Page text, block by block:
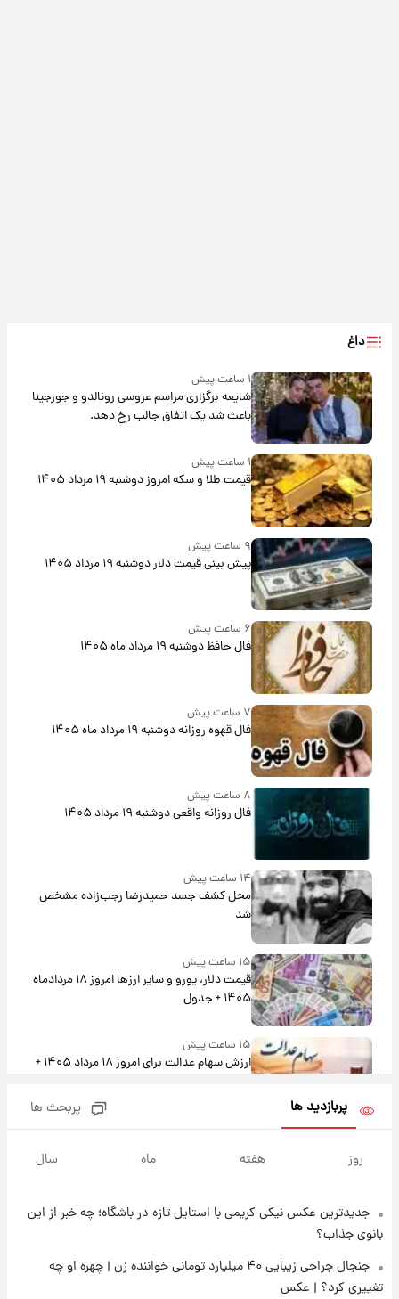
داغ
۱ ساعت پیش
شایعه برگزاری مراسم عروسی رونالدو و جورجینا
باعث شد یک اتفاق جالب رخ دهد.
۱ ساعت پیش
قیمت طلا و سکه امروز دوشنبه ۱۹ مرداد ۱۴۰۵
۹ ساعت پیش
پیش‌ بینی قیمت دلار دوشنبه ۱۹ مرداد ۱۴۰۵
۶ ساعت پیش
فال حافظ دوشنبه ۱۹ مرداد ماه ۱۴۰۵
۷ ساعت پیش
فال قهوه روزانه دوشنبه ۱۹ مرداد ماه ۱۴۰۵
فال روزانه واقعی دوشنبه ۱۹ مرداد ۱۴۰۵
۱۴ ساعت پیش
محل کشف جسد حمیدرضا رجب‌زاده مشخص
شد
۱۵ ساعت پیش
قیمت دلار، یورو و سایر ارزها امروز ۱۸ مردادماه
۱۴۰۵ + جدول
۱۵ ساعت پیش
ارزش سهام عدالت برای امروز ۱۸ مرداد ۱۴۰۵ +
دل صحرا + عکس
۱۷ ساعت پیش
پربازدید ها پربحث ها
روز هفته ماه سال
جدیدترین عکس نیکی کریمی با استایل تازه در باشگاه؛ چه خبر از این
بانوی جذاب؟
جنجال جراحی زیبایی ۴۰ میلیارد تومانی خواننده زن | چهره او چه
تغییری کرد؟ | عکس